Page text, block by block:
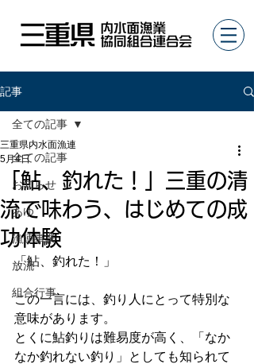
記事
全ての記事
お知らせ
あゆ
漁連事業
放流
組合行事
全ての記事
「鮎、釣れた！」三重の清
流で味わう、はじめての成
功体験
三重県内水面漁連
5月4日
「鮎、釣れた！」
この一言には、釣り人にとって特別な
意味があります。
とくに鮎釣りは難易度が高く、「なか
なか釣れない釣り」としても知られて